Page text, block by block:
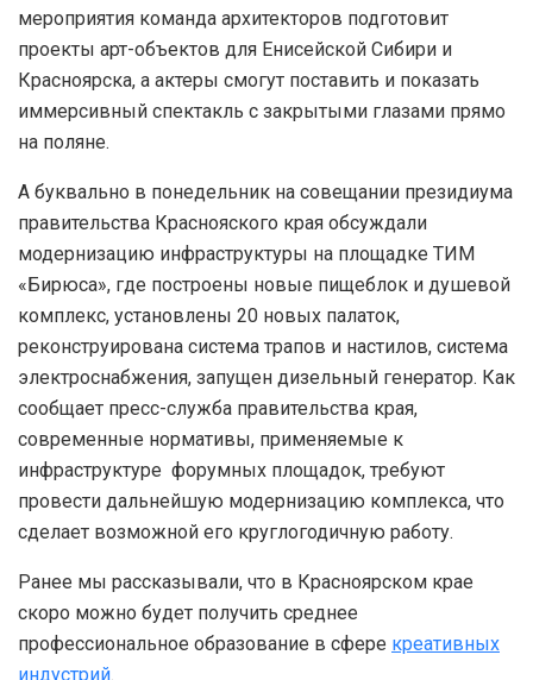
мероприятия команда архитекторов подготовит
проекты арт-объектов для Енисейской Сибири и
Красноярска, а актеры смогут поставить и показать
иммерсивный спектакль с закрытыми глазами прямо
на поляне.
А буквально в понедельник на совещании президиума
правительства Краснояского края обсуждали
модернизацию инфраструктуры на площадке ТИМ
«Бирюса», где построены новые пищеблок и душевой
комплекс, установлены 20 новых палаток,
реконструирована система трапов и настилов, система
электроснабжения, запущен дизельный генератор. Как
сообщает пресс-служба правительства края,
современные нормативы, применяемые к
инфраструктуре форумных площадок, требуют
провести дальнейшую модернизацию комплекса, что
сделает возможной его круглогодичную работу.
Ранее мы рассказывали, что в Красноярском крае
скоро можно будет получить среднее
профессиональное образование в сфере креативных
индустрий.